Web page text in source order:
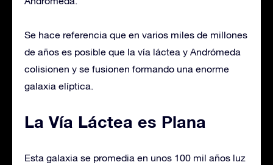
Se hace referencia que en varios miles de millones
de años es posible que la vía láctea y Andrómeda
colisionen y se fusionen formando una enorme
galaxia elíptica.
La Vía Láctea es Plana
Esta galaxia se promedia en unos 100 mil años luz